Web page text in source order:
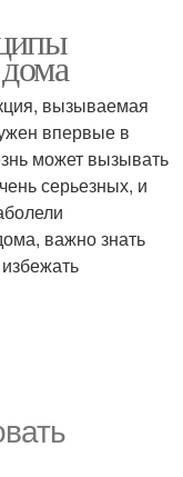
вызываемая
впервые в
может вызывать
серьезных, и
важно знать